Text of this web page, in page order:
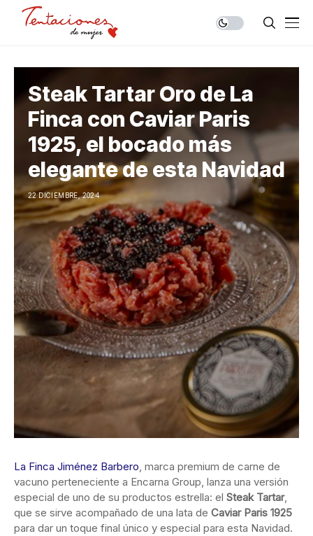
Steak Tartar Oro de La
Finca con Caviar Paris
1925, el bocado más
elegante de esta Navidad
22 DICIEMBRE, 2024
La Finca Jiménez Barbero, marca premium de carne de
vacuno perteneciente a Encarna Group, lanza una versión
especial de uno de su productos estrella: el Steak Tartar,
que se sirve acompañado de una lata de Caviar Paris 1925
para dar un toque final único y especial para esta Navidad.